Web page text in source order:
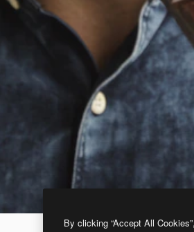
By clicking “Accept All